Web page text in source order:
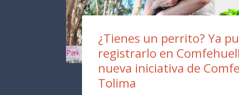
¿Tienes un perrito? Ya
registrarlo en
nueva iniciativa de
Tolima